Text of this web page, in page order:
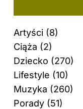
Artyści (8)
Ciąża (2)
Dziecko (270)
Lifestyle (10)
Muzyka (260)
Porady (51)